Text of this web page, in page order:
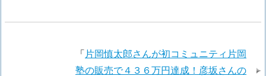
「 片岡慎太郎さんが初コミュニティ片岡
塾の販売で４３６万円達成！彦坂さんの